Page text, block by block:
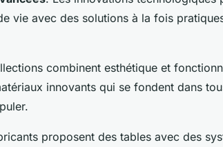
vie avec des solutions à la fois
combinent esthétique et
innovants qui se fondent dans
proposent des tables avec des